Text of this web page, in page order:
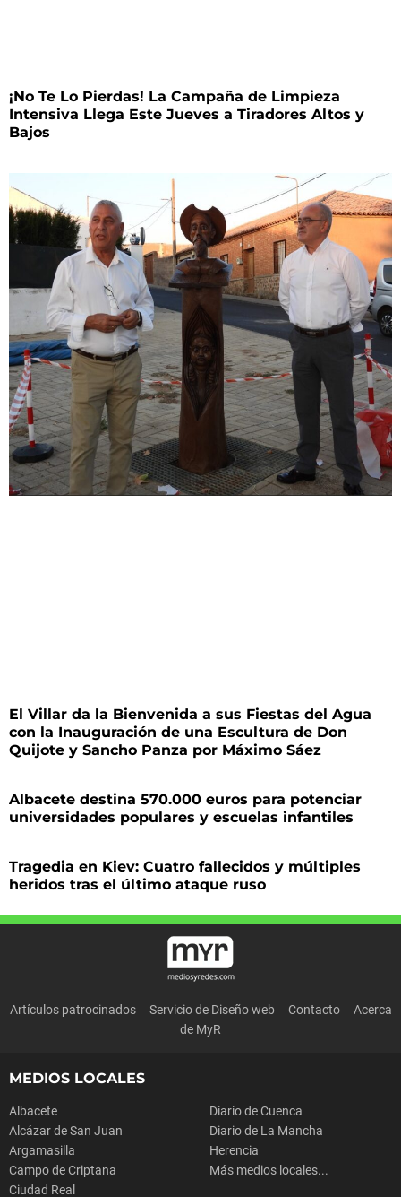
¡No Te Lo Pierdas! La Campaña de Limpieza
Intensiva Llega Este Jueves a Tiradores Altos y
Bajos
El Villar da la Bienvenida a sus Fiestas del Agua
con la Inauguración de una Escultura de Don
Quijote y Sancho Panza por Máximo Sáez
Albacete destina 570.000 euros para potenciar
universidades populares y escuelas infantiles
Tragedia en Kiev: Cuatro fallecidos y múltiples
heridos tras el último ataque ruso
Artículos patrocinados Servicio de Diseño web Contacto
Acerca
de MyR
MEDIOS LOCALES
Albacete
Alcázar de San Juan
Argamasilla
Campo de Criptana
Ciudad Real
Diario de Cuenca
Diario de La Mancha
Herencia
Más medios locales...